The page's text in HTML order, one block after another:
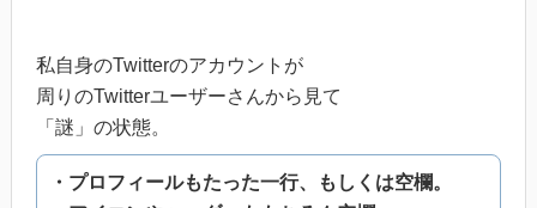
私自身のTwitterのアカウントが
周りのTwitterユーザーさんから見て
「謎」の状態。
・プロフィールもたった一行、もしくは空欄。